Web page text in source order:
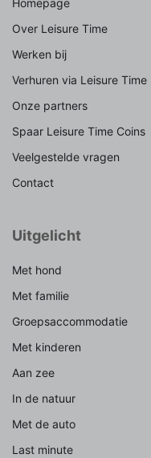
Homepage
Over Leisure Time
Werken bij
Verhuren via Leisure Time
Onze partners
Spaar Leisure Time Coins
Veelgestelde vragen
Contact
Uitgelicht
Met hond
Met familie
Groepsaccommodatie
Met kinderen
Aan zee
In de natuur
Met de auto
Last minute